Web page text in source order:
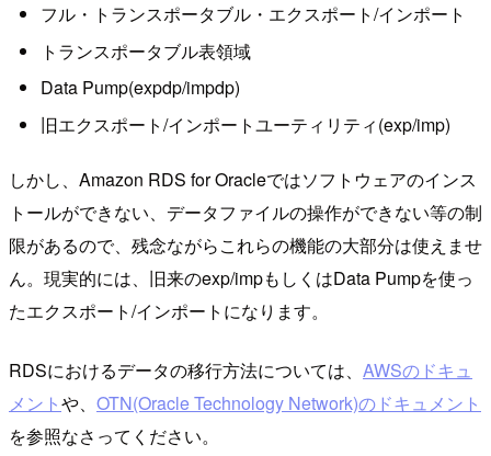
フル・トランスポータブル・エクスポート/インポート
トランスポータブル表領域
Data Pump(expdp/impdp)
旧エクスポート/インポートユーティリティ(exp/imp)
しかし、Amazon RDS for Oracleではソフトウェアのインス
トールができない、データファイルの操作ができない等の制
限があるので、残念ながらこれらの機能の大部分は使えませ
ん。現実的には、旧来のexp/impもしくはData Pumpを使っ
たエクスポート/インポートになります。
RDSにおけるデータの移行方法については、 AWSのドキュ
メントや、 OTN(Oracle Technology Network)のドキュメント
を参照なさってください。